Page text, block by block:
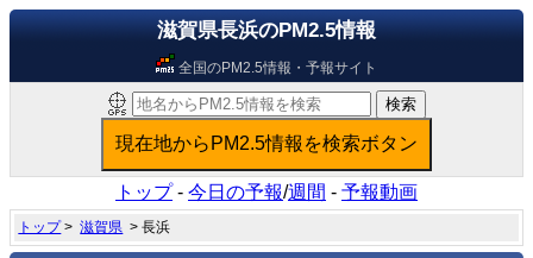
滋賀県長浜のPM2.5情報
全国のPM2.5情報・予報サイト
トップ- 今日の予報/週間 - 予報動画
トップ>滋賀県 > 長浜